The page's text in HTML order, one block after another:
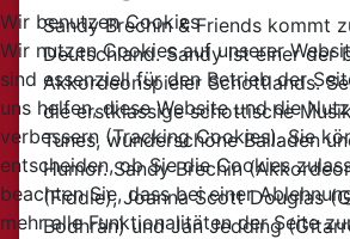
Sandy Brechin & Friends kommt
Deutschland. Sandy ist einer der
Akkordeonspieler Schottlands.
die erstklassige schottische
Tunes, wunderschöne Balladen
Humor. Sandy Brechin
(Fiddle), Joanna Scott Douglas
Bodhràn) und Jan Jedding
Wir benutzen Cookies
Wir nutzen Cookies auf unserer
sind essenziell für den Betrieb der
uns helfen, diese Website und die
verbessern (Tracking Cookies). Sie
entscheiden, ob Sie die Cookies
beachten Sie, dass bei einer
mehr alle Funktionalitäten der Seite